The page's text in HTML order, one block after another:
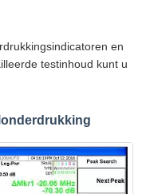
en
testinhoud kunt u